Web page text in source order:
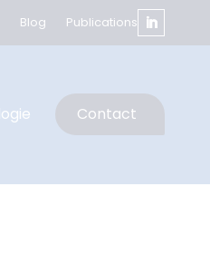
Blog Publications
Contact